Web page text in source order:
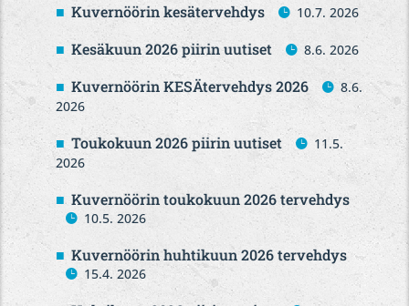
Kuvernöörin kesätervehdys 10.7. 2026
Kesäkuun 2026 piirin uutiset 8.6. 2026
Kuvernöörin KESÄtervehdys 2026
8.6.
2026
Toukokuun 2026 piirin uutiset
11.5.
2026
Kuvernöörin toukokuun 2026 tervehdys
10.5. 2026
Kuvernöörin huhtikuun 2026 tervehdys
15.4. 2026